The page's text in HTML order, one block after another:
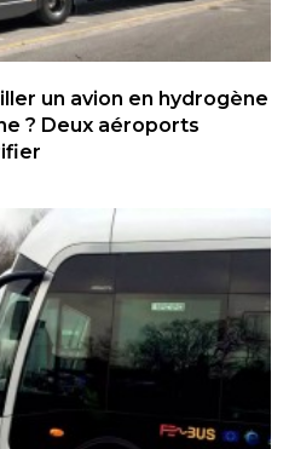
un avion en hydrogène
? Deux aéroports